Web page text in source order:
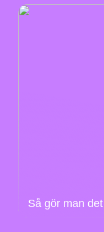
Så gör man